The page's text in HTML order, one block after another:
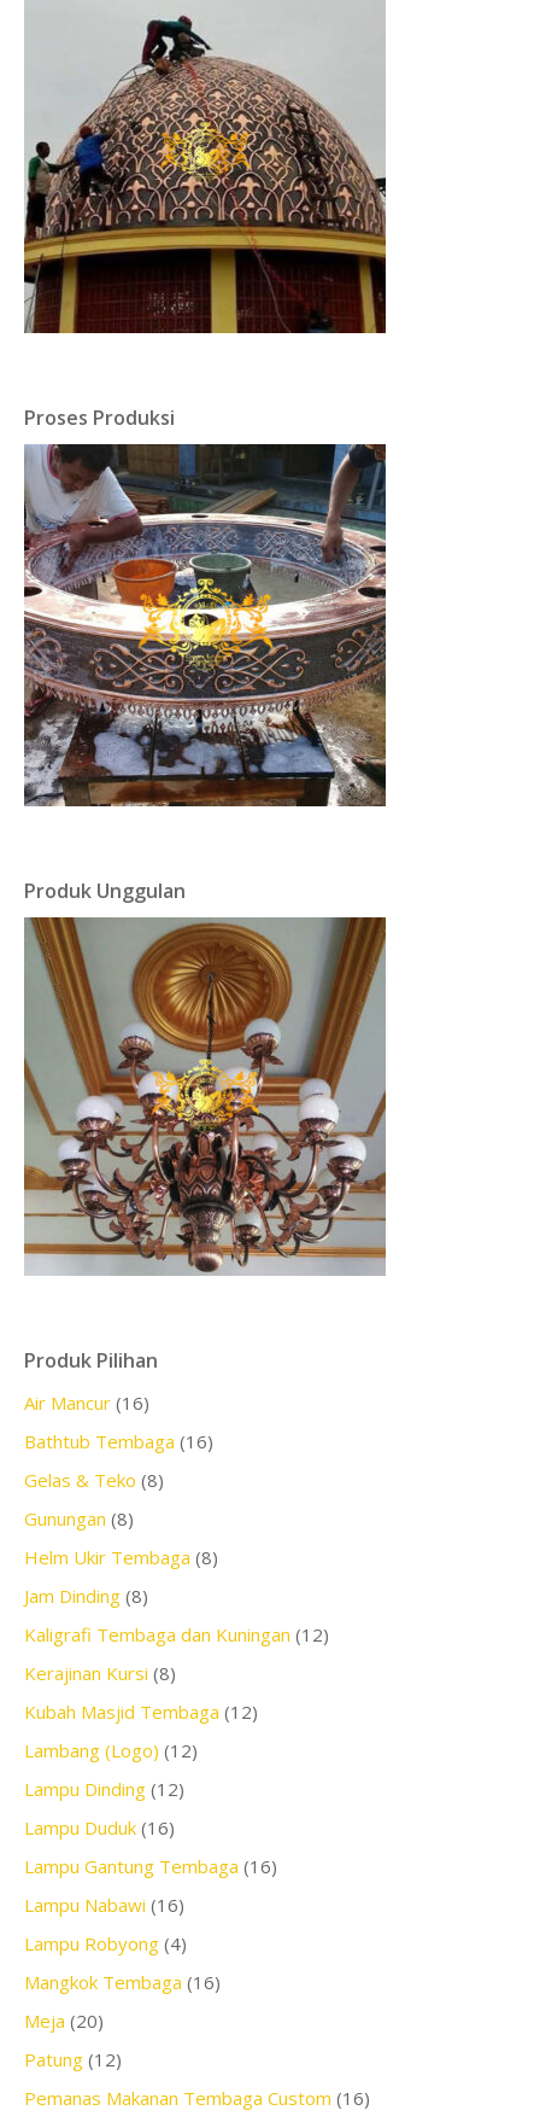
Proses Produksi
Produk Unggulan
Produk Pilihan
Air Mancur (16)
Bathtub Tembaga (16)
Gelas & Teko (8)
Gunungan (8)
Helm Ukir Tembaga (8)
Jam Dinding (8)
Kaligrafi Tembaga dan Kuningan (12)
Kerajinan Kursi (8)
Kubah Masjid Tembaga (12)
Lambang (Logo) (12)
Lampu Dinding (12)
Lampu Duduk (16)
Lampu Gantung Tembaga (16)
Lampu Nabawi (16)
Lampu Robyong (4)
Mangkok Tembaga (16)
Meja (20)
Patung (12)
Pemanas Makanan Tembaga Custom (16)